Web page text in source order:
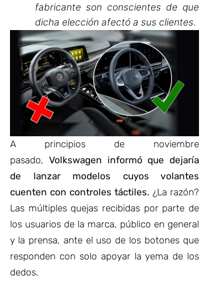
fabricante son conscientes de que
dicha elección afectó a sus clientes.
A principios de noviembre
pasado, Volkswagen informó que dejaría
de lanzar modelos cuyos volantes
cuenten con controles táctiles. ¿La razón?
Las múltiples quejas recibidas por parte de
los usuarios de la marca, público en general
y la prensa, ante el uso de los botones que
responden con solo apoyar la yema de los
dedos.